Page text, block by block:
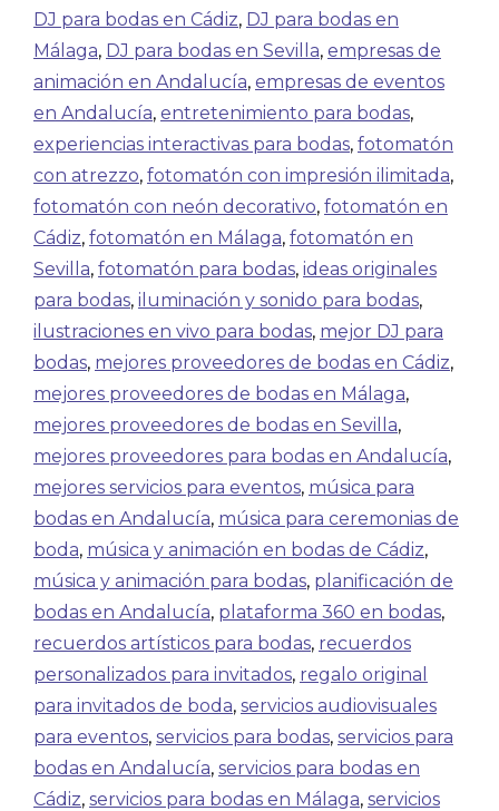
DJ para bodas en Cádiz, DJ para bodas en
Málaga, DJ para bodas en Sevilla, empresas de
animación en Andalucía, empresas de eventos
en Andalucía, entretenimiento para bodas,
experiencias interactivas para bodas, fotomatón
con atrezzo, fotomatón con impresión ilimitada,
fotomatón con neón decorativo, fotomatón en
Cádiz, fotomatón en Málaga, fotomatón en
Sevilla, fotomatón para bodas, ideas originales
para bodas, iluminación y sonido para bodas,
ilustraciones en vivo para bodas, mejor DJ para
bodas, mejores proveedores de bodas en Cádiz,
mejores proveedores de bodas en Málaga,
mejores proveedores de bodas en Sevilla,
mejores proveedores para bodas en Andalucía,
mejores servicios para eventos, música para
bodas en Andalucía, música para ceremonias de
boda, música y animación en bodas de Cádiz,
música y animación para bodas, planificación de
bodas en Andalucía, plataforma 360 en bodas,
recuerdos artísticos para bodas, recuerdos
personalizados para invitados, regalo original
para invitados de boda, servicios audiovisuales
para eventos, servicios para bodas, servicios para
bodas en Andalucía, servicios para bodas en
Cádiz, servicios para bodas en Málaga, servicios